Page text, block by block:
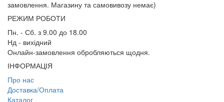
замовлення. Магазину та самовивозу немає)
РЕЖИМ РОБОТИ
Пн. - Сб. з 9.00 до 18.00
Нд - вихідний
Онлайн-замовлення обробляються щодня.
ІНФОРМАЦІЯ
Про нас
Доставка/Оплата
Каталог